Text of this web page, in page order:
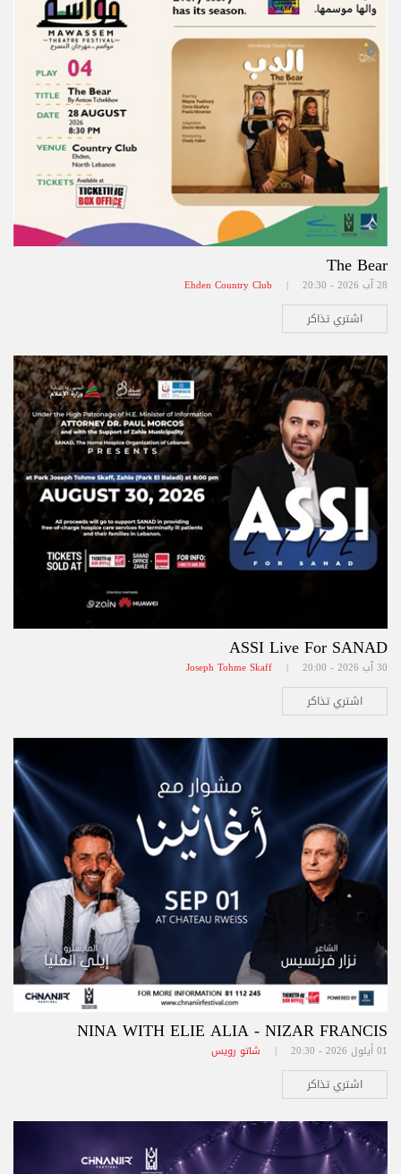
The Bear
28 آب 2026 - 20:30 | Ehden Country Club
اشتري تذاكر
ASSI Live For SANAD
30 آب 2026 - 20:00 | Joseph Tohme Skaff
اشتري تذاكر
NINA WITH ELIE ALIA - NIZAR FRANCIS
01 أيلول 2026 - 20:30 | شاتو رويس
اشتري تذاكر